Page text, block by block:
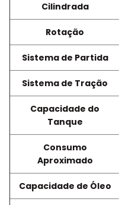
Cilindrada
Rotação
Sistema de Partida
Sistema de Tração
Capacidade do
Tanque
Consumo
Aproximado
Capacidade de Óleo